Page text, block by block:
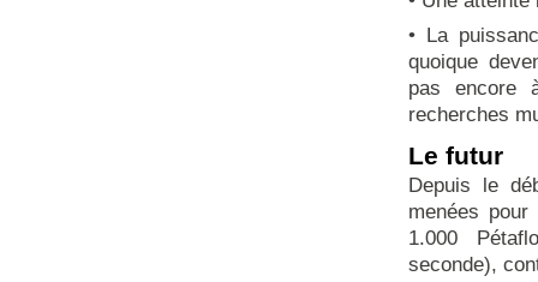
• La
quoique
pas encore
recherches
Le futur
Depuis le
menées
1.000
seconde),